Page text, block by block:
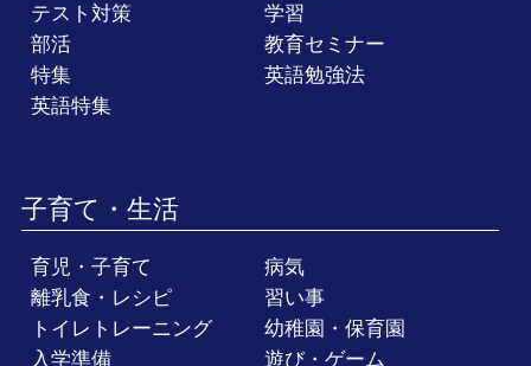
テスト対策
学習
部活
教育セミナー
特集
英語勉強法
英語特集
子育て・生活
育児・子育て
病気
離乳食・レシピ
習い事
トイレトレーニング
幼稚園・保育園
入学準備
遊び・ゲーム